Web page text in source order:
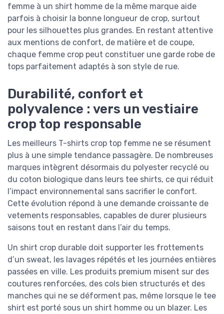
femme à un shirt homme de la même marque aide
parfois à choisir la bonne longueur de crop, surtout
pour les silhouettes plus grandes. En restant attentive
aux mentions de confort, de matière et de coupe,
chaque femme crop peut constituer une garde robe de
tops parfaitement adaptés à son style de rue.
Durabilité, confort et
polyvalence : vers un vestiaire
crop top responsable
Les meilleurs T-shirts crop top femme ne se résument
plus à une simple tendance passagère. De nombreuses
marques intègrent désormais du polyester recyclé ou
du coton biologique dans leurs tee shirts, ce qui réduit
l’impact environnemental sans sacrifier le confort.
Cette évolution répond à une demande croissante de
vetements responsables, capables de durer plusieurs
saisons tout en restant dans l’air du temps.
Un shirt crop durable doit supporter les frottements
d’un sweat, les lavages répétés et les journées entières
passées en ville. Les produits premium misent sur des
coutures renforcées, des cols bien structurés et des
manches qui ne se déforment pas, même lorsque le tee
shirt est porté sous un shirt homme ou un blazer. Les